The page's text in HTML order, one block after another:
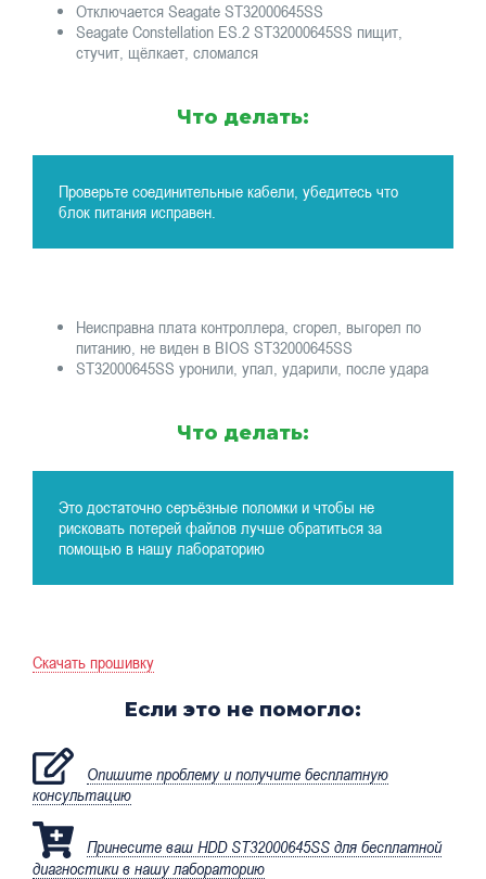
Отключается Seagate ST32000645SS
Seagate Constellation ES.2 ST32000645SS пищит,
стучит, щёлкает, сломался
Что делать:
Проверьте соединительные кабели, убедитесь что
блок питания исправен.
Неисправна плата контроллера, сгорел, выгорел по
питанию, не виден в BIOS ST32000645SS
ST32000645SS уронили, упал, ударили, после удара
Что делать:
Это достаточно серъёзные поломки и чтобы не
рисковать потерей файлов лучше обратиться за
помощью в нашу лабораторию
Скачать прошивку
Если это не помогло:
Опишите проблему и получите бесплатную
консультацию
Принесите ваш HDD ST32000645SS для бесплатной
диагностики в нашу лабораторию